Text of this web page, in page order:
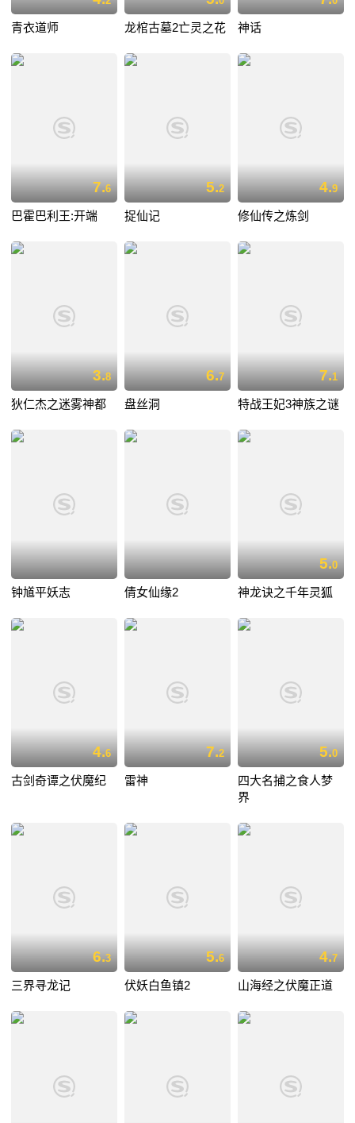
青衣道师 龙棺古墓2亡灵之花 神话
7.6
巴霍巴利王:开端
5.2
捉仙记
4.9
修仙传之炼剑
3.8
狄仁杰之迷雾神都
6.7
盘丝洞
7.1
特战王妃3神族之谜
钟馗平妖志 倩女仙缘2
5.0
神龙诀之千年灵狐
4.6
古剑奇谭之伏魔纪
7.2
雷神
5.0
四大名捕之食人梦
界
6.3
三界寻龙记
5.6
伏妖白鱼镇2
4.7
山海经之伏魔正道